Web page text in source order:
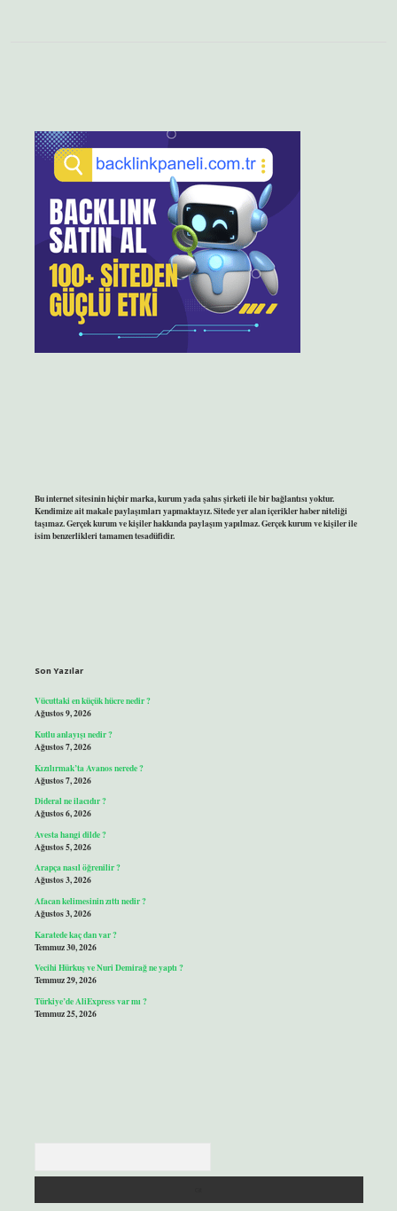
Bu internet sitesinin hiçbir marka, kurum yada şahıs şirketi ile bir bağlantısı yoktur.
Kendimize ait makale paylaşımları yapmaktayız. Sitede yer alan içerikler haber niteliği
taşımaz. Gerçek kurum ve kişiler hakkında paylaşım yapılmaz. Gerçek kurum ve kişiler ile
isim benzerlikleri tamamen tesadüfidir.
Son Yazılar
Vücuttaki en küçük hücre nedir ?
Ağustos 9, 2026
Kutlu anlayışı nedir ?
Ağustos 7, 2026
Kızılırmak’ta Avanos nerede ?
Ağustos 7, 2026
Dideral ne ilacıdır ?
Ağustos 6, 2026
Avesta hangi dilde ?
Ağustos 5, 2026
Arapça nasıl öğrenilir ?
Ağustos 3, 2026
Afacan kelimesinin zıttı nedir ?
Ağustos 3, 2026
Karatede kaç dan var ?
Temmuz 30, 2026
Vecihi Hürkuş ve Nuri Demirağ ne yaptı ?
Temmuz 29, 2026
Türkiye’de AliExpress var mı ?
Temmuz 25, 2026